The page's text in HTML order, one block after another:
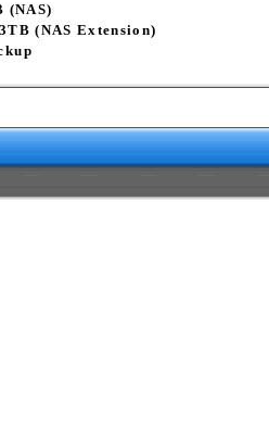
(NAS)
(NAS Extension)